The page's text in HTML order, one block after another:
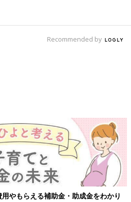
Recommended by
やもらえる補助金・助成金をわかり